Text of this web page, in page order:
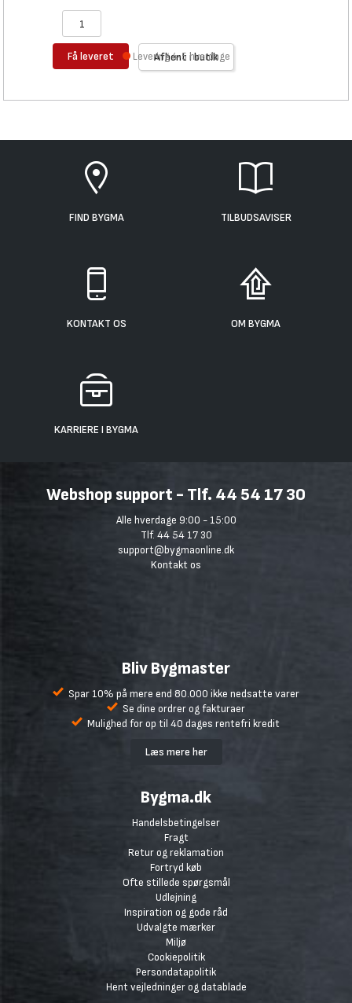
Få leveret Afhent i butik
Levering 4-5 hverdage
FIND BYGMA TILBUDSAVISER
KONTAKT OS OM BYGMA
KARRIERE I BYGMA
Webshop support - Tlf. 44 54 17 30
Alle hverdage 9:00 - 15:00
Tlf. 44 54 17 30
support@bygmaonline.dk
Kontakt os
Bliv Bygmaster
Spar 10% på mere end 80.000 ikke nedsatte varer
Se dine ordrer og fakturaer
Mulighed for op til 40 dages rentefri kredit
Læs mere her
Bygma.dk
Handelsbetingelser
Fragt
Retur og reklamation
Fortryd køb
Ofte stillede spørgsmål
Udlejning
Inspiration og gode råd
Udvalgte mærker
Miljø
Cookiepolitik
Persondatapolitik
Hent vejledninger og datablade